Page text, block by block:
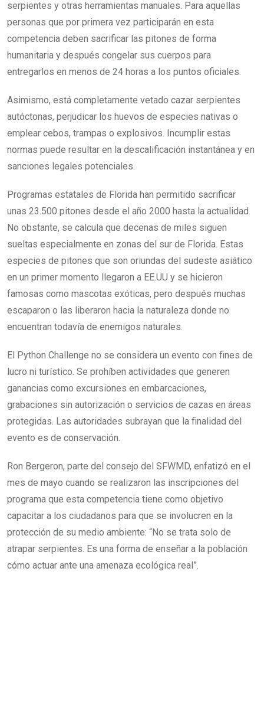
serpientes y otras herramientas manuales. Para aquellas
personas que por primera vez participarán en esta
competencia deben sacrificar las pitones de forma
humanitaria y después congelar sus cuerpos para
entregarlos en menos de 24 horas a los puntos oficiales.
Asimismo, está completamente vetado cazar serpientes
autóctonas, perjudicar los huevos de especies nativas o
emplear cebos, trampas o explosivos. Incumplir estas
normas puede resultar en la descalificación instantánea y en
sanciones legales potenciales.
Programas estatales de Florida han permitido sacrificar
unas 23.500 pitones desde el año 2000 hasta la actualidad.
No obstante, se calcula que decenas de miles siguen
sueltas especialmente en zonas del sur de Florida. Estas
especies de pitones que son oriundas del sudeste asiático
en un primer momento llegaron a EE.UU y se hicieron
famosas como mascotas exóticas, pero después muchas
escaparon o las liberaron hacia la naturaleza donde no
encuentran todavía de enemigos naturales.
El Python Challenge no se considera un evento con fines de
lucro ni turístico. Se prohíben actividades que generen
ganancias como excursiones en embarcaciones,
grabaciones sin autorización o servicios de cazas en áreas
protegidas. Las autoridades subrayan que la finalidad del
evento es de conservación.
Ron Bergeron, parte del consejo del SFWMD, enfatizó en el
mes de mayo cuando se realizaron las inscripciones del
programa que esta competencia tiene como objetivo
capacitar a los ciudadanos para que se involucren en la
protección de su medio ambiente: “No se trata solo de
atrapar serpientes. Es una forma de enseñar a la población
cómo actuar ante una amenaza ecológica real”.